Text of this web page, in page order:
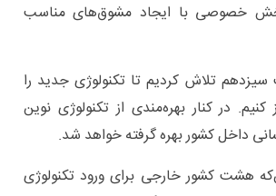
خصوصی با ایجاد مشوق‌های مناسب
تلاش کردیم تا تکنولوژی جدید را
در کنار بهره‌مندی از تکنولوژی نوین
داخل کشور بهره گرفته خواهد شد.
هشت کشور خارجی برای ورود تکنولوژی